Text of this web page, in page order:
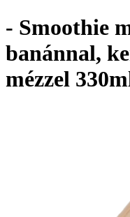
- Smoothie
banánnal,
mézzel